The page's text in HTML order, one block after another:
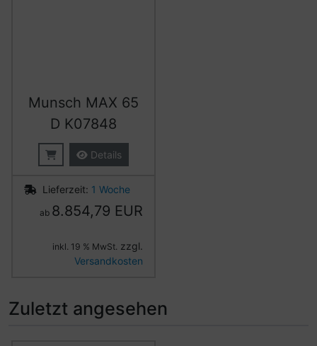
Munsch MAX 65
D K07848
Details
Lieferzeit: 1 Woche
ab 8.854,79 EUR
inkl. 19 % MwSt. zzgl.
Versandkosten
Zuletzt angesehen